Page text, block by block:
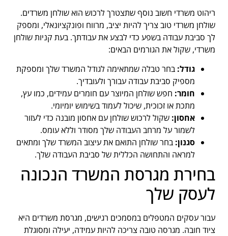
ריהוט משרדי חשוב נוסף שתצטרך לרכוש הוא שולחן משרדים.
שולחן משרדי טוב צריך להיות יציב, מרווח ופונקציונאלי, ומספק
לך סביבת עבודה בשפע כדי לבצע את עבודתך. בעת קניות שולחן
משרדי, שקול את הגורמים הבאים:
גודל: בחר טבלה שמתאימה לגודל המשרד שלך ומספקת
מספיק סביבת עבודה עבורך ולעובדיך.
חומר: חפש שולחן המיוצר עם חומרים עמידים, כמו עץ,
מתכת או זכוכית, שיכול לעמוד בשימוש יומיומי.
אחסון: שקול לרכוש שולחן עם אחסון מובנה כדי לעזור
לשמור על מרחב העבודה שלך מסודר וללא עומס.
סגנון: בחר שולחן התואם את עיצוב המשרד שלך ומתאים
למראה והתחושה הכללית של סביבת העבודה שלך.
בחירת מגרסת המשרד הנכונה
לעסק שלך
עבור עסקים המטפלים במסמכים רגישים, מגרסת משרדים היא
ציוד חובה. מגרסה טובה צריכה להיות עמידה, יעילה ומסוגלת